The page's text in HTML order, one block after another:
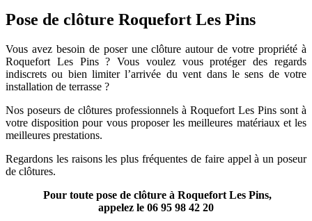
Pose de clôture Roquefort Les Pins
Vous avez besoin de poser une clôture autour de votre propriété à
Roquefort Les Pins ? Vous voulez vous protéger des regards
indiscrets ou bien limiter l’arrivée du vent dans le sens de votre
installation de terrasse ?
Nos poseurs de clôtures professionnels à Roquefort Les Pins sont à
votre disposition pour vous proposer les meilleures matériaux et les
meilleures prestations.
Regardons les raisons les plus fréquentes de faire appel à un poseur
de clôtures.
Pour toute pose de clôture à Roquefort Les Pins,
appelez le 06 95 98 42 20